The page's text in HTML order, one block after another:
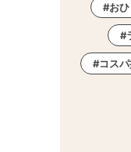
おひ
コス